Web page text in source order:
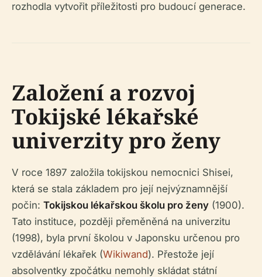
rozhodla vytvořit příležitosti pro budoucí generace.
Založení a rozvoj
Tokijské lékařské
univerzity pro ženy
V roce 1897 založila tokijskou nemocnici Shisei,
která se stala základem pro její nejvýznamnější
počin: Tokijskou lékařskou školu pro ženy (1900).
Tato instituce, později přeměněná na univerzitu
(1998), byla první školou v Japonsku určenou pro
vzdělávání lékařek (Wikiwand). Přestože její
absolventky zpočátku nemohly skládat státní